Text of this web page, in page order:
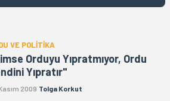
VE POLİTİKA
Orduyu Yıpratmıyor, Ordu
Yıpratır"
2009 Tolga Korkut